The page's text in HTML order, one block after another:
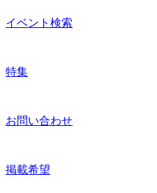
イベント検索
特集
お問い合わせ
掲載希望